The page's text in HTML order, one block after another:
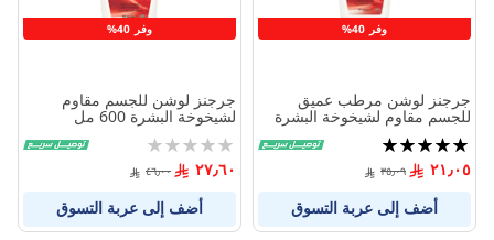
وفر 40%
جرجنز لوشن مرطب عميق
للجسم مقاوم لشيخوخة البشرة
400 مل
تقييم:
100%
٢١٫٠٥ ٣٥٫٠٩
أضف إلى عربة التسوق
وفر 40%
جرجنز لوشن للجسم مقاوم
لشيخوخة البشرة 600 مل
Rating:
0%
٢٧٫٦٠ ٤٦٫٠٠
أضف إلى عربة التسوق